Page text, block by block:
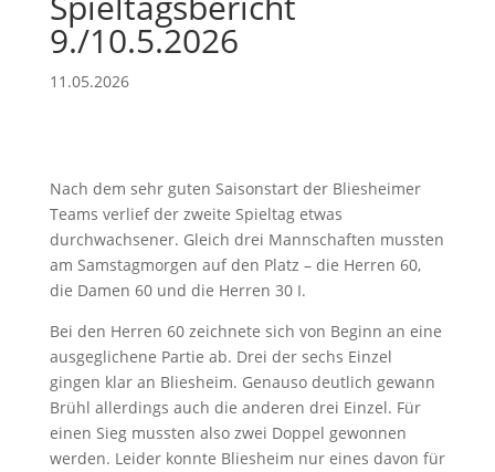
9./10.5.2026
11.05.2026
Nach dem sehr guten Saisonstart der Bliesheimer
Teams verlief der zweite Spieltag etwas
durchwachsener. Gleich drei Mannschaften mussten
am Samstagmorgen auf den Platz – die Herren 60,
die Damen 60 und die Herren 30 I.
Bei den Herren 60 zeichnete sich von Beginn an eine
ausgeglichene Partie ab. Drei der sechs Einzel
gingen klar an Bliesheim. Genauso deutlich gewann
Brühl allerdings auch die anderen drei Einzel. Für
einen Sieg mussten also zwei Doppel gewonnen
werden. Leider konnte Bliesheim nur eines davon für